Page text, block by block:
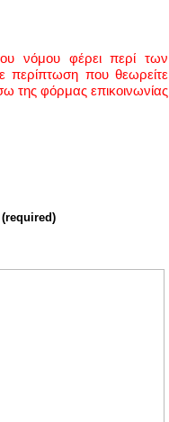
νόμου φέρει περί των
που θεωρείτε
της φόρμας επικοινωνίας